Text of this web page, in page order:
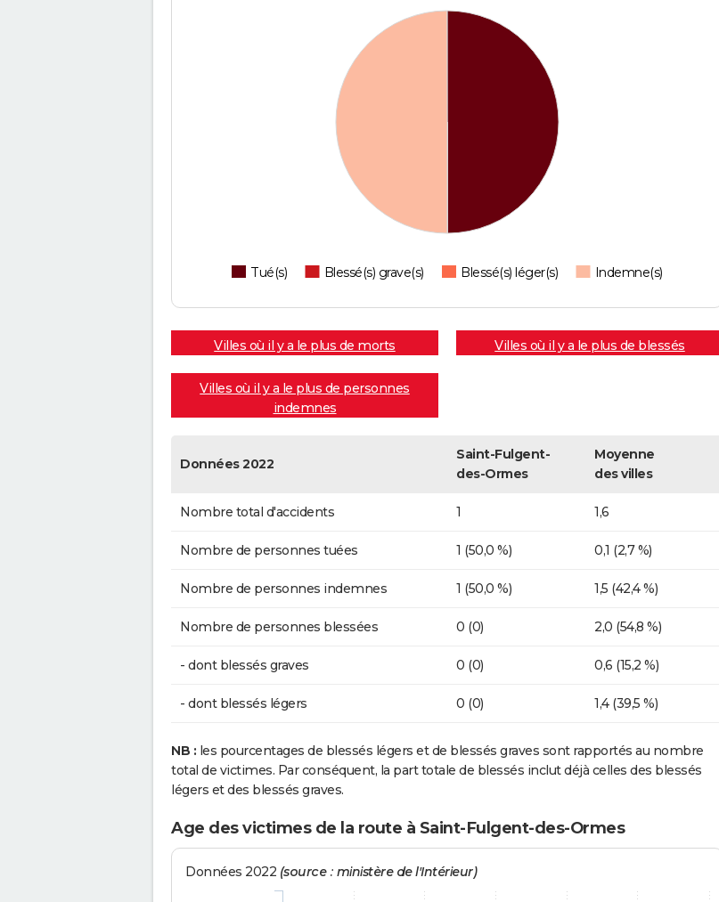
Tué(s) Blessé(s) grave(s) Blessé(s) léger(s) Indemne(s)
Villes où il y a le plus de morts Villes où il y a le plus de blessés
Villes où il y a le plus de personnes
indemnes
Données 2022
Saint-Fulgent-
des-Ormes
Moyenne
des villes
Nombre total d'accidents 1 1,6
Nombre de personnes tuées 1 (50,0 %) 0,1 (2,7 %)
Nombre de personnes indemnes 1 (50,0 %) 1,5 (42,4 %)
Nombre de personnes blessées 0 (0) 2,0 (54,8 %)
- dont blessés graves 0 (0) 0,6 (15,2 %)
- dont blessés légers 0 (0) 1,4 (39,5 %)
NB : les pourcentages de blessés légers et de blessés graves sont rapportés au nombre
total de victimes. Par conséquent, la part totale de blessés inclut déjà celles des blessés
légers et des blessés graves.
Age des victimes de la route à Saint-Fulgent-des-Ormes
Données 2022 (source : ministère de l'Intérieur)